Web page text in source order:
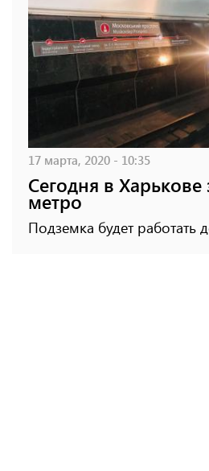
17 марта, 2020 - 10:35
Сегодня в
метро
Подземка будет работать